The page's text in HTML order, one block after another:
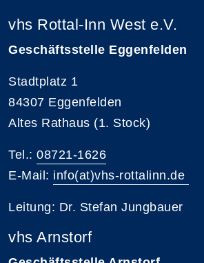
vhs Rottal-Inn West e.V.
Geschäftsstelle Eggenfelden
Stadtplatz 1
84307 Eggenfelden
Altes Rathaus (1. Stock)
Tel.: 08721-1626
E-Mail: info(at)vhs-rottalinn.de
Leitung: Dr. Stefan Jungbauer
vhs Arnstorf